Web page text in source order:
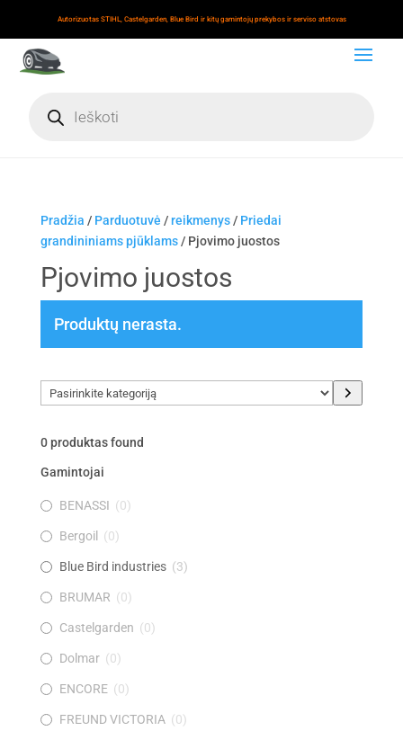
Autorizuotas STIHL, Castelgarden, Blue Bird ir kitų gamintojų prekybos ir serviso atstovas
search
Pradžia / Parduotuvė /reikmenys/ Priedai
grandininiams pjūklams/ Pjovimo juostos
Pjovimo juostos
Produktų nerasta.
Pasirinkite
kategoriją
0produktas found
Gamintojai
BENASSI (0)
Bergoil (0)
Blue Bird industries (3)
BRUMAR (0)
Castelgarden (0)
Dolmar (0)
ENCORE (0)
FREUND VICTORIA (0)